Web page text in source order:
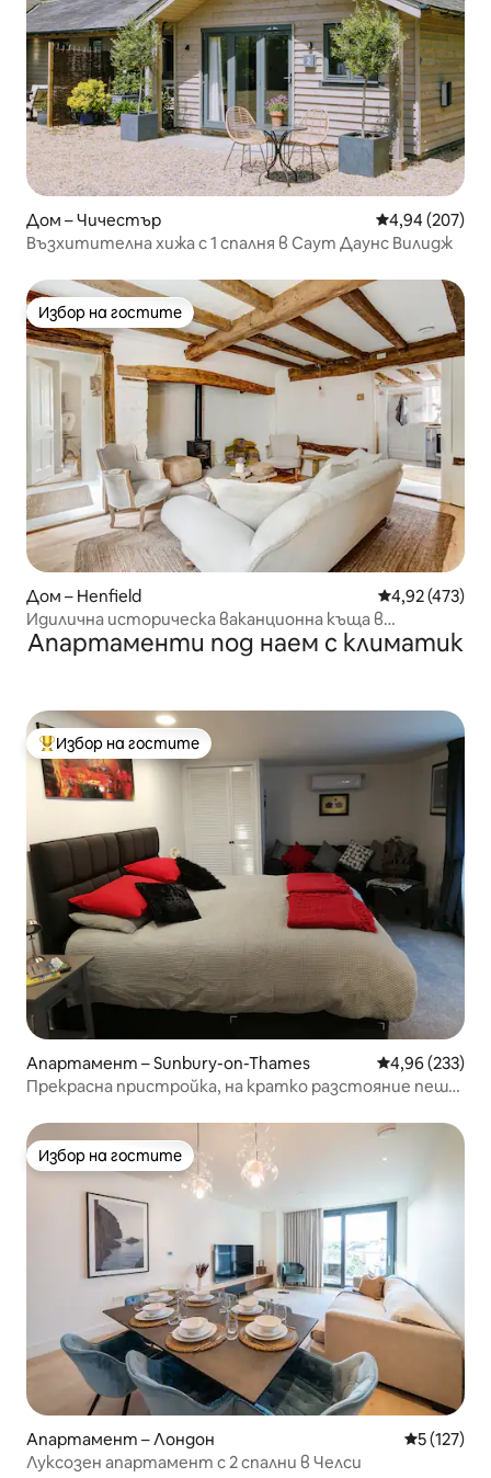
Дом – Чичестър Средна
4,94 (207)
Възхитителна хижа с 1 спалня в Саут Даунс Вилидж
Избор на гостите
Избор на гостите
Дом – Henfield Средна
4,92 (473)
Идилична историческа ваканционна къща в
Хенфийлд
Апартаменти под наем с климатик
Най-популярен избор на гостите
Избор на гостите
Апартамент – Sunbury-on-Thames Средна
4,96 (233)
Прекрасна пристройка, на кратко разстояние пеша
Избор на гостите
Избор на гостите
Апартамент – Лондон Средна
5 (127)
Луксозен апартамент с 2 спални в Челси